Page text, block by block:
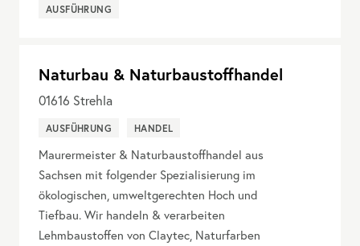
AUSFÜHRUNG
Naturbau & Naturbaustoffhandel
01616 Strehla
AUSFÜHRUNG HANDEL
Maurermeister & Naturbaustoffhandel aus
Sachsen mit folgender Spezialisierung im
ökologischen, umweltgerechten Hoch und
Tiefbau. Wir handeln & verarbeiten
Lehmbaustoffen von Claytec, Naturfarben